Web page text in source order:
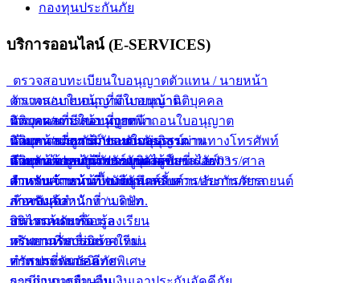
กองทุนประกันภัย
บริการออนไลน์ (E-SERVICES)
ตรวจสอบทะเบียนใบอนุญาตตัวแทน / นายหน้า
ตัวแทน/นายหน้า ที่มีใบอนุญาต
ตัวแทน/นายหน้า ที่ถูกเพิกถอนใบอนุญาต
ตัวแทน/นายหน้า ขายกรมธรรม์ผ่านทางโทรศัพท์
ตัวแทน/นายหน้า ขายยูนิเวอร์แซลไลฟ์
ตัวแทน/นายหน้า ขายยูนิตส์ลิ้งค์
ตรวจสอบใบอนุญาตนายหน้านิติบุคคล
นิติบุคคลที่มีใบอนุญาต
นิติบุคคลที่ถูกเพิกถอนใบอนุญาต
นิติบุคคลขายยูนิเวอร์แซลไลฟ์
ตรวจผลการสอบนายหน้า
นายหน้าประกันภัยแบบกลุ่ม
นายหน้าประกันภัยรายบุคคล
ค้นหากรมธรรม์ประกันภัยอิสรภาพ
สำหรับเจ้าหน้าที่พนักงานสอบสวน/อัยการ/ศาล
สำหรับเจ้าหน้าที่ / บริษัท
ค้นหาข้อมูลการประกันตัวผู้ขับขี่ ร.ย. 03
สำหรับเจ้าหน้าที่พนักงานสอบสวน/อัยการ/ศาล
สำหรับเจ้าหน้าที่ / บริษัท
ตารางคำนวณเบื้องต้นสำหรับการประกันภัยรถยนต์
ภาคบังคับ
สินไหมทดแทน
ห้องสมุดสำนักงาน คปภ.
บริการค้นหาข้อมูล
ทรัพยากรสารนิเทศใหม่
ทรัพยากรสารนิเทศพิเศษ
กระดานรับเรื่องร้องเรียน
กระดานรับเรื่องร้องเรียน
คำถามที่พบบ่อย
คำถามที่พบบ่อย
การประกันอัคคีภัย